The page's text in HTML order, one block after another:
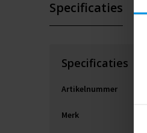
Specificaties
Specificaties
Artikelnummer
Merk